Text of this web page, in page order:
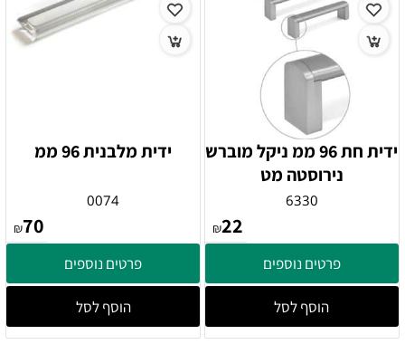
ידית חת 96 ממ ניקל מוברש
נירוסטה מט
6330
₪22
פרטים נוספים
הוסף לסל
ידית מלבנית 96 ממ
0074
₪70
פרטים נוספים
הוסף לסל